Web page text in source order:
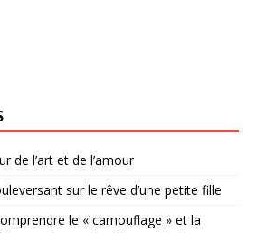
de l’art et de l’amour
sur le rêve d’une petite fille
le « camouflage » et la